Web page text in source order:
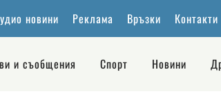
новини Реклама Връзки Контакти
и съобщения Спорт Новини